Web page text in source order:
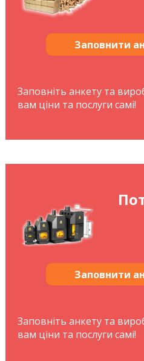
Заповнити
Заповніть анкету та
вам ціни та послуги самі!
Заповнити
Заповніть анкету та
вам ціни та послуги самі!